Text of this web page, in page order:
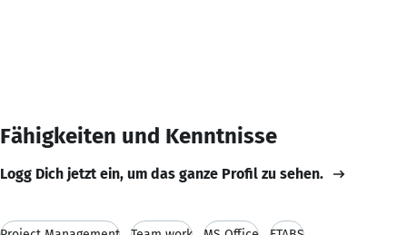
Fähigkeiten und Kenntnisse
Logg Dich jetzt ein, um das ganze Profil zu sehen.